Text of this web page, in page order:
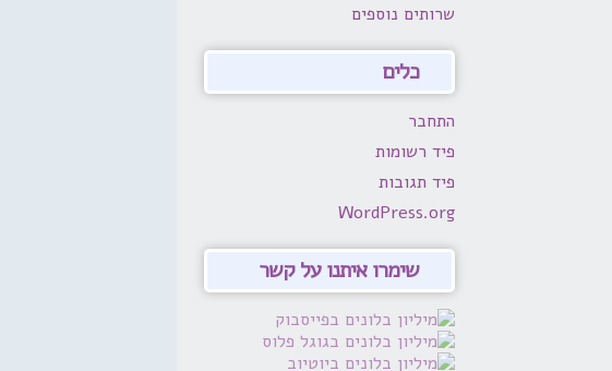
שרותים נוספים
כלים
התחבר
פיד רשומות
פיד תגובות
WordPress.org
שימרו איתנו על קשר